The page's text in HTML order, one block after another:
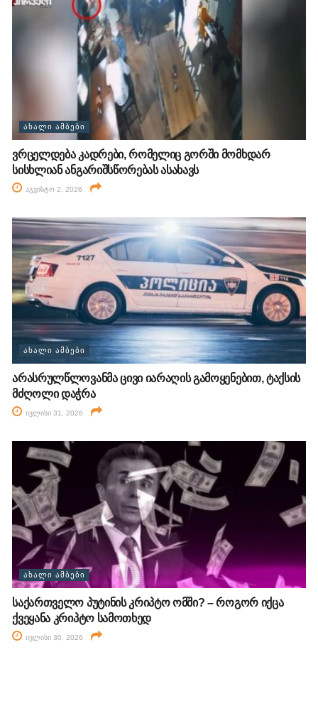
ᲐᲮᲐᲚᲘ ᲐᲛᲑᲔᲑᲘ
ვრცელდება კადრები, რომელიც გორში მომხდარ
სისხლიან ანგარიშსწორებას ასახავს
აგვისტო 2, 2026
ᲐᲮᲐᲚᲘ ᲐᲛᲑᲔᲑᲘ
არასრულწლოვანმა ცივი იარაღის გამოყენებით, ტაქსის
მძღოლი დაჭრა
ივლისი 31, 2026
ᲐᲮᲐᲚᲘ ᲐᲛᲑᲔᲑᲘ
საქართველო პუტინის კრიპტო ომში? – როგორ იქცა
ქვეყანა კრიპტო სამოთხედ
ივლისი 30, 2026